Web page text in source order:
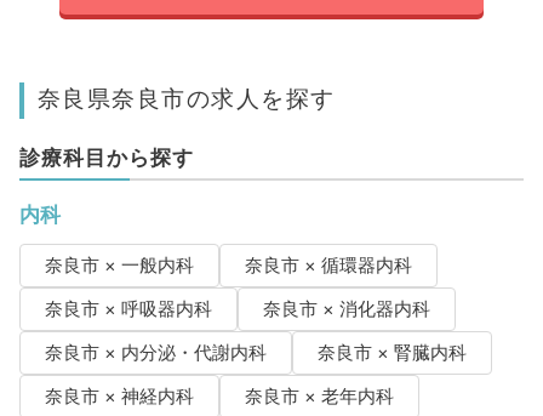
奈良県奈良市の求人を探す
診療科目から探す
内科
奈良市 × 一般内科
奈良市 × 循環器内科
奈良市 × 呼吸器内科
奈良市 × 消化器内科
奈良市 × 内分泌・代謝内科
奈良市 × 腎臓内科
奈良市 × 神経内科
奈良市 × 老年内科